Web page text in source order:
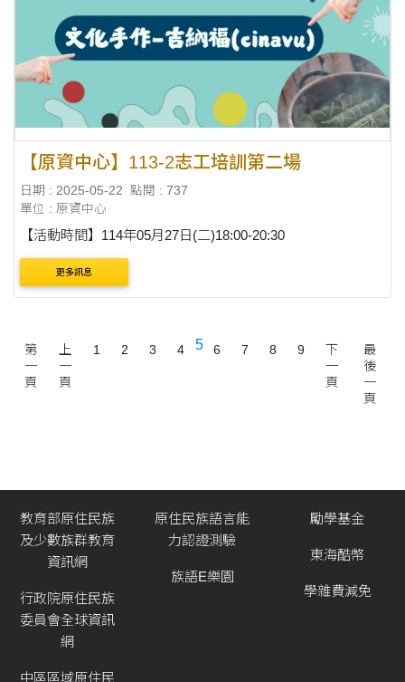
【原資中心】113-2志工培訓第二場
日期 : 2025-05-22
點閱 : 737
單位 : 原資中心
【活動時間】114年05月27日(二)18:00-20:30
更多訊息
第
一
頁
上
一
頁
1 2 3 4 5 6 7 8 9
下
一
頁
最
後
一
頁
教育部原住民族
及少數族群教育
資訊網
行政院原住民族
委員會全球資訊
網
中區區域原住民
原住民族語言能
力認證測驗
族語E樂園
勵學基金
東海酷幣
學雜費減免